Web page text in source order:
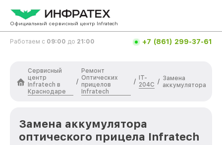
Официальный сервисный центр Infratech
Работаем с 09:00 до 21:00 +7 (861) 299-37-61
Сервисный
центр
Infratech в
Краснодаре
/
Ремонт
Оптических
прицелов
Infratech
/
IT-
204C / Замена
аккумулятора
Замена аккумулятора
оптического прицела Infratech